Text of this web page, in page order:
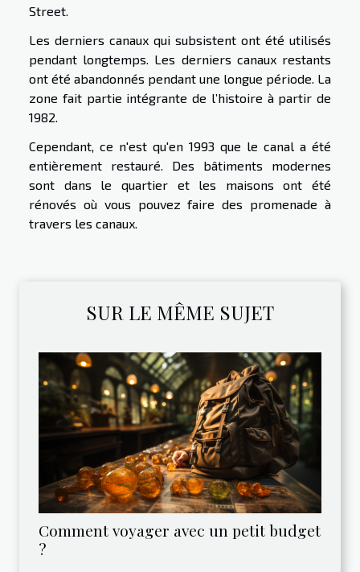
Street.
Les derniers canaux qui subsistent ont été utilisés
pendant longtemps. Les derniers canaux restants
ont été abandonnés pendant une longue période. La
zone fait partie intégrante de l’histoire à partir de
1982.
Cependant, ce n'est qu'en 1993 que le canal a été
entièrement restauré. Des bâtiments modernes
sont dans le quartier et les maisons ont été
rénovés où vous pouvez faire des promenade à
travers les canaux.
SUR LE MÊME SUJET
Comment voyager avec un petit budget
?